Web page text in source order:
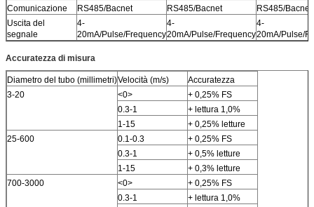
Comunicazione RS485/Bacnet RS485/Bacnet
RS485/Bacnet
Uscita del
segnale
4-
20mA/Pulse/Frequency
4-
20mA/Pulse/Frequency
4-
20mA/Pulse/
Accuratezza di misura
Diametro del tubo (millimetri)Velocità (m/s)
Accuratezza
3-20
<0>
+ 0,25% FS
0.3-1
+ lettura 1,0%
1-15
+ 0,25% letture
25-600
0.1-0.3
+ 0,25% FS
0.3-1
+ 0,5% letture
1-15
+ 0,3% letture
700-3000
<0>
+ 0,25% FS
0.3-1
+ lettura 1,0%